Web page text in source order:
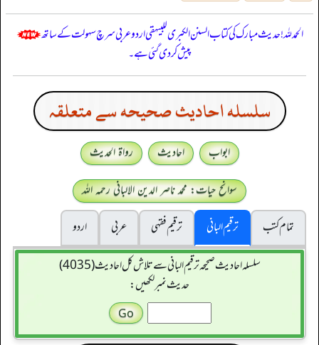
الحمدللہ! حدیث مبارک کی کتاب السنن الكبرى للبيهقي اردو عربی سرچ سہولت کے ساتھ
پیش کر دی گئی ہے۔
سلسله احاديث صحيحه سے متعلقہ
ابواب احادیث
رواۃ الحدیث
سوانح حیات: محمد ناصر الدین الالبانی رحمہ اللہ
تمام کتب
ترقیم البانی ترقيم فقہی عربی
اردو
سلسله احاديث صحيحه ترقیم البانی سے تلاش کل احادیث (4035)
حدیث نمبر لکھیں: